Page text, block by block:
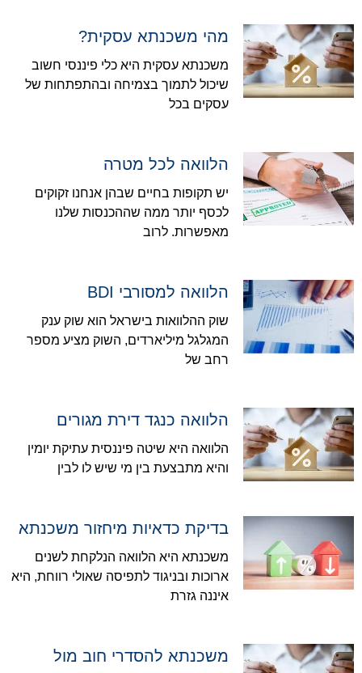
מהי משכנתא עסקית?
משכנתא עסקית היא כלי פיננסי חשוב
שיכול לתמוך בצמיחה ובהתפתחות של
עסקים בכל
הלוואה לכל מטרה
יש תקופות בחיים שבהן אנחנו זקוקים
לכסף יותר ממה שההכנסות שלנו
מאפשרות. לרוב
הלוואה למסורבי BDI
שוק ההלוואות בישראל הוא שוק ענק
המגלגל מיליארדים, השוק מציע מספר
רחב של
הלוואה כנגד דירת מגורים
הלוואה היא שיטה פיננסית עתיקת יומין
והיא מתבצעת בין מי שיש לו לבין
בדיקת כדאיות מיחזור משכנתא
משכנתא היא הלוואה הנלקחת לשנים
ארוכות ובניגוד לתפיסה שאולי רווחת, היא
איננה גזרת
משכנתא להסדרי חוב מול